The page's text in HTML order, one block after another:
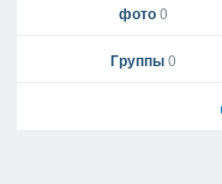
фото0
Группы0